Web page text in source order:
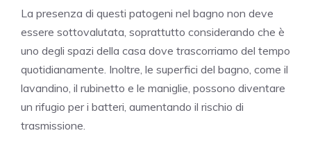
La presenza di questi patogeni nel bagno non deve
essere sottovalutata, soprattutto considerando che è
uno degli spazi della casa dove trascorriamo del tempo
quotidianamente. Inoltre, le superfici del bagno, come il
lavandino, il rubinetto e le maniglie, possono diventare
un rifugio per i batteri, aumentando il rischio di
trasmissione.